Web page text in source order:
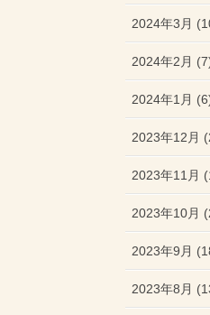
2024年3月
2024年2月
2024年1月
2023年12月
2023年11月
2023年10月
2023年9月
2023年8月